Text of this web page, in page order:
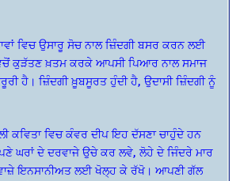
ਵਿਚ ਉਸਾਰੂ ਸੋਚ ਨਾਲ ਜ਼ਿੰਦਗੀ ਬਸਰ ਕਰਨ ਲਈ
ਕੁੜੱਤਣ ਖ਼ਤਮ ਕਰਕੇ ਆਪਸੀ ਪਿਆਰ ਨਾਲ ਸਮਾਜ
ਹੈ। ਜ਼ਿੰਦਗੀ ਖ਼ੂਬਸੂਰਤ ਹੁੰਦੀ ਹੈ, ਉਦਾਸੀ ਜ਼ਿੰਦਗੀ ਨੂੰ
ਕਵਿਤਾ ਵਿਚ ਕੰਵਰ ਦੀਪ ਇਹ ਦੱਸਣਾ ਚਾਹੁੰਦੇ ਹਨ
ਘਰਾਂ ਦੇ ਦਰਵਾਜੇ ਉਚੇ ਕਰ ਲਵੇ, ਲੋਹੇ ਦੇ ਜਿੰਦਰੇ ਮਾਰ
ਇਨਸਾਨੀਅਤ ਲਈ ਖੋਲ੍ਹ ਕੇ ਰੱਖੋ। ਆਪਣੀ ਗੱਲ